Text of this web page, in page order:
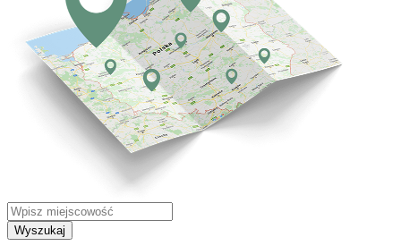
Wyszukaj